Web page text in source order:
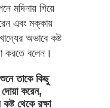
মদিনায় গিয়ে
এবং মক্কায়
অভাবে কষ্ট
করতে বলেন।
তাকে কিছু
করেন,
থেকে রক্ষা